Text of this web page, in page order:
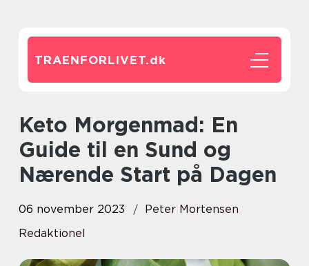
TRAENFORLIVET.dk
Keto Morgenmad: En
Guide til en Sund og
Nærende Start på Dagen
06 november 2023
Peter Mortensen
Redaktionel